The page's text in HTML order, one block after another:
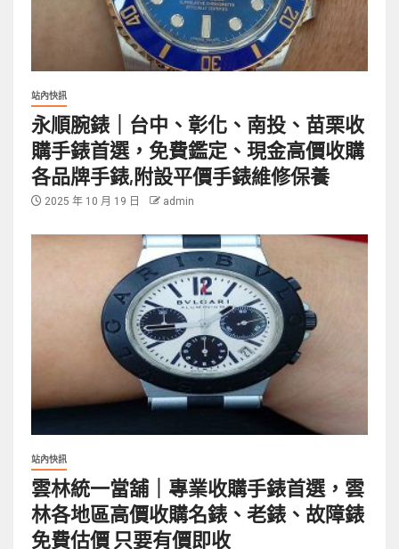
站內快訊
永順腕錶｜台中、彰化、南投、苗栗收
購手錶首選，免費鑑定、現金高價收購
各品牌手錶,附設平價手錶維修保養
2025 年 10 月 19 日 admin
站內快訊
雲林統一當舖｜專業收購手錶首選，雲
林各地區高價收購名錶、老錶、故障錶
免費估價 只要有價即收